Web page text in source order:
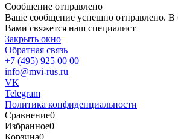
Сообщение отправлено
Ваше сообщение успешно отправлено. В
Вами свяжется наш специалист
Закрыть окно
Обратная связь
+7 (495) 925 00 00
info@mvi-rus.ru
VK
Telegram
Политика конфиденциальности
Сравнение0
Избранное0
Корзина0